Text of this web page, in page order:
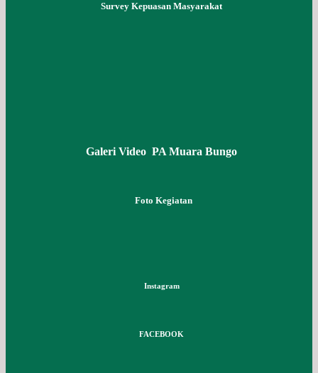
Survey Kepuasan Masyarakat
Galeri Video PA Muara Bungo
Foto Kegiatan
Instagram
FACEBOOK